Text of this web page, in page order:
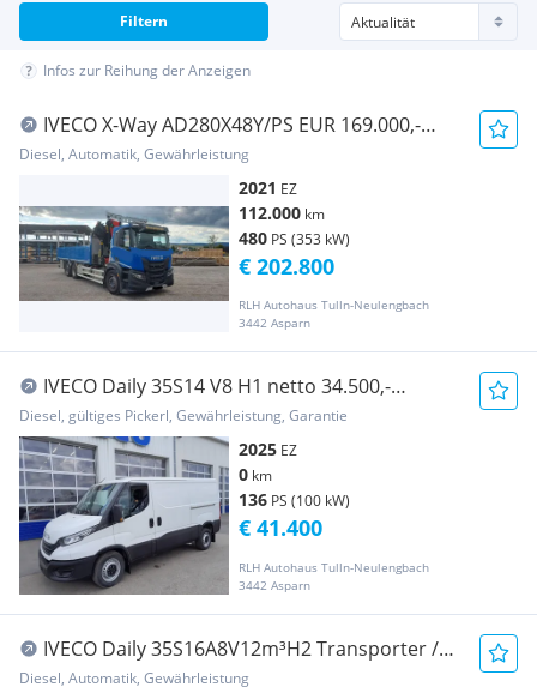
Filtern
Infos zur Reihung der Anzeigen
IVECO X-Way AD280X48Y/PS EUR 169.000,-
netto LKW über 3,5t
Diesel, Automatik, Gewährleistung
2021 EZ
112.000 km
480 PS (353 kW)
RLH Autohaus Tulln-Neulengbach
3442 Asparn
€ 202.800
IVECO Daily 35S14 V8 H1 netto 34.500,-
Transporter / Kastenwagen
Diesel, gültiges Pickerl, Gewährleistung, Garantie
2025 EZ
0 km
136 PS (100 kW)
RLH Autohaus Tulln-Neulengbach
3442 Asparn
€ 41.400
IVECO Daily 35S16A8V12m³H2 Transporter /
Kastenwagen
Diesel, Automatik, Gewährleistung